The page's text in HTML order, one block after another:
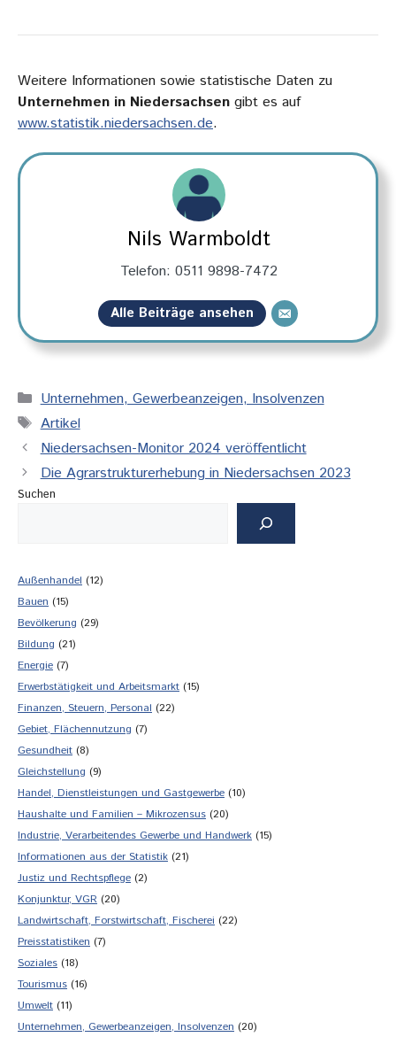
Weitere Informationen sowie statistische Daten zu
Unternehmen in Niedersachsen gibt es auf
www.statistik.niedersachsen.de.
Nils Warmboldt
Telefon: 0511 9898-7472
Alle Beiträge ansehen
Kategorien
Unternehmen, Gewerbeanzeigen, Insolvenzen
Schlagwörter
Artikel
Niedersachsen-Monitor 2024 veröffentlicht
Die Agrarstrukturerhebung in Niedersachsen 2023
Suchen
Außenhandel (12)
Bauen (15)
Bevölkerung (29)
Bildung (21)
Energie (7)
Erwerbstätigkeit und Arbeitsmarkt (15)
Finanzen, Steuern, Personal (22)
Gebiet, Flächennutzung (7)
Gesundheit (8)
Gleichstellung (9)
Handel, Dienstleistungen und Gastgewerbe (10)
Haushalte und Familien – Mikrozensus (20)
Industrie, Verarbeitendes Gewerbe und Handwerk (15)
Informationen aus der Statistik (21)
Justiz und Rechtspflege (2)
Konjunktur, VGR (20)
Landwirtschaft, Forstwirtschaft, Fischerei (22)
Preisstatistiken (7)
Soziales (18)
Tourismus (16)
Umwelt (11)
Unternehmen, Gewerbeanzeigen, Insolvenzen (20)